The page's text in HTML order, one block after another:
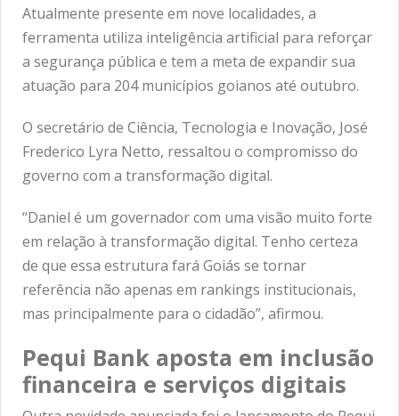
Atualmente presente em nove localidades, a
ferramenta utiliza inteligência artificial para reforçar
a segurança pública e tem a meta de expandir sua
atuação para 204 municípios goianos até outubro.
O secretário de Ciência, Tecnologia e Inovação, José
Frederico Lyra Netto, ressaltou o compromisso do
governo com a transformação digital.
“Daniel é um governador com uma visão muito forte
em relação à transformação digital. Tenho certeza
de que essa estrutura fará Goiás se tornar
referência não apenas em rankings institucionais,
mas principalmente para o cidadão”, afirmou.
Pequi Bank aposta em inclusão
financeira e serviços digitais